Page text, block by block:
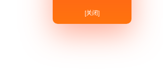
[关闭]